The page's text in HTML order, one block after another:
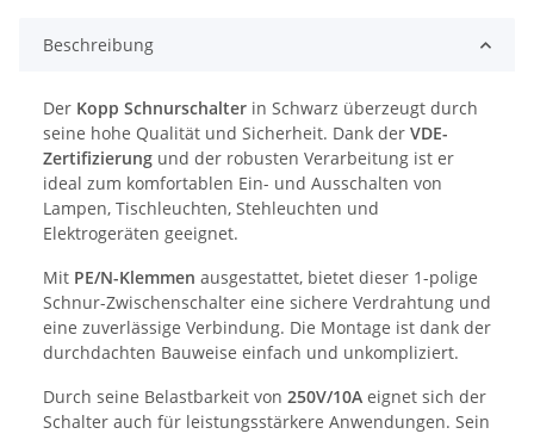
Beschreibung
Der Kopp Schnurschalter in Schwarz überzeugt durch
seine hohe Qualität und Sicherheit. Dank der VDE-
Zertifizierung und der robusten Verarbeitung ist er
ideal zum komfortablen Ein- und Ausschalten von
Lampen, Tischleuchten, Stehleuchten und
Elektrogeräten geeignet.
Mit PE/N-Klemmen ausgestattet, bietet dieser 1-polige
Schnur-Zwischenschalter eine sichere Verdrahtung und
eine zuverlässige Verbindung. Die Montage ist dank der
durchdachten Bauweise einfach und unkompliziert.
Durch seine Belastbarkeit von 250V/10A eignet sich der
Schalter auch für leistungsstärkere Anwendungen. Sein